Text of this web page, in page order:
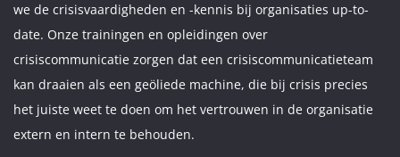
we de crisisvaardigheden en -kennis bij organisaties up-to-
date. Onze trainingen en opleidingen over
crisiscommunicatie zorgen dat een crisiscommunicatieteam
kan draaien als een geöliede machine, die bij crisis precies
het juiste weet te doen om het vertrouwen in de organisatie
extern en intern te behouden.